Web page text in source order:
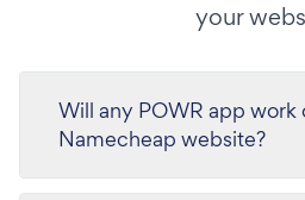
your
Will any POWR app work
Namecheap website?